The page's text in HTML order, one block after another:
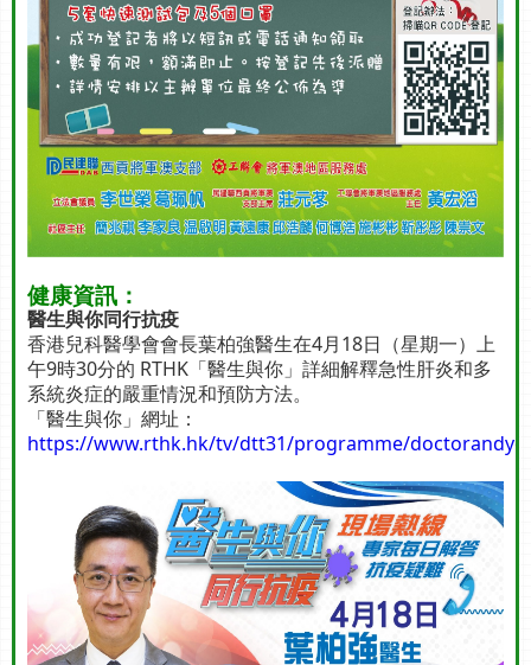
健康資訊：
醫生與你同行抗疫
香港兒科醫學會會長葉柏強醫生在4月18日（星期一）上
午9時30分的 RTHK「醫生與你」詳細解釋急性肝炎和多
系統炎症的嚴重情況和預防方法。
「醫生與你」網址：
https://www.rthk.hk/tv/dtt31/programme/